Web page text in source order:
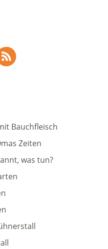
Bauchfleisch
Zeiten
was tun?